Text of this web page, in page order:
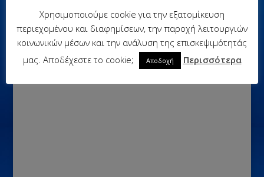
Κοινοποιήστε:
Χρησιμοποιούμε cookie για την εξατομίκευση
περιεχομένου και διαφημίσεων, την παροχή λειτουργιών
κοινωνικών μέσων και την ανάλυση της επισκεψιμότητάς
μας. Αποδέχεστε το cookie;
Αποδοχή Περισσότερα